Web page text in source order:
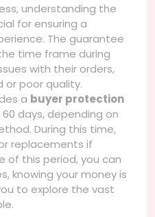
understanding the
for ensuring a
The guarantee
time frame during
with their orders,
or poor quality.
a buyer protection
days, depending on
During this time,
replacements if
of this period, you can
knowing your money is
to explore the vast